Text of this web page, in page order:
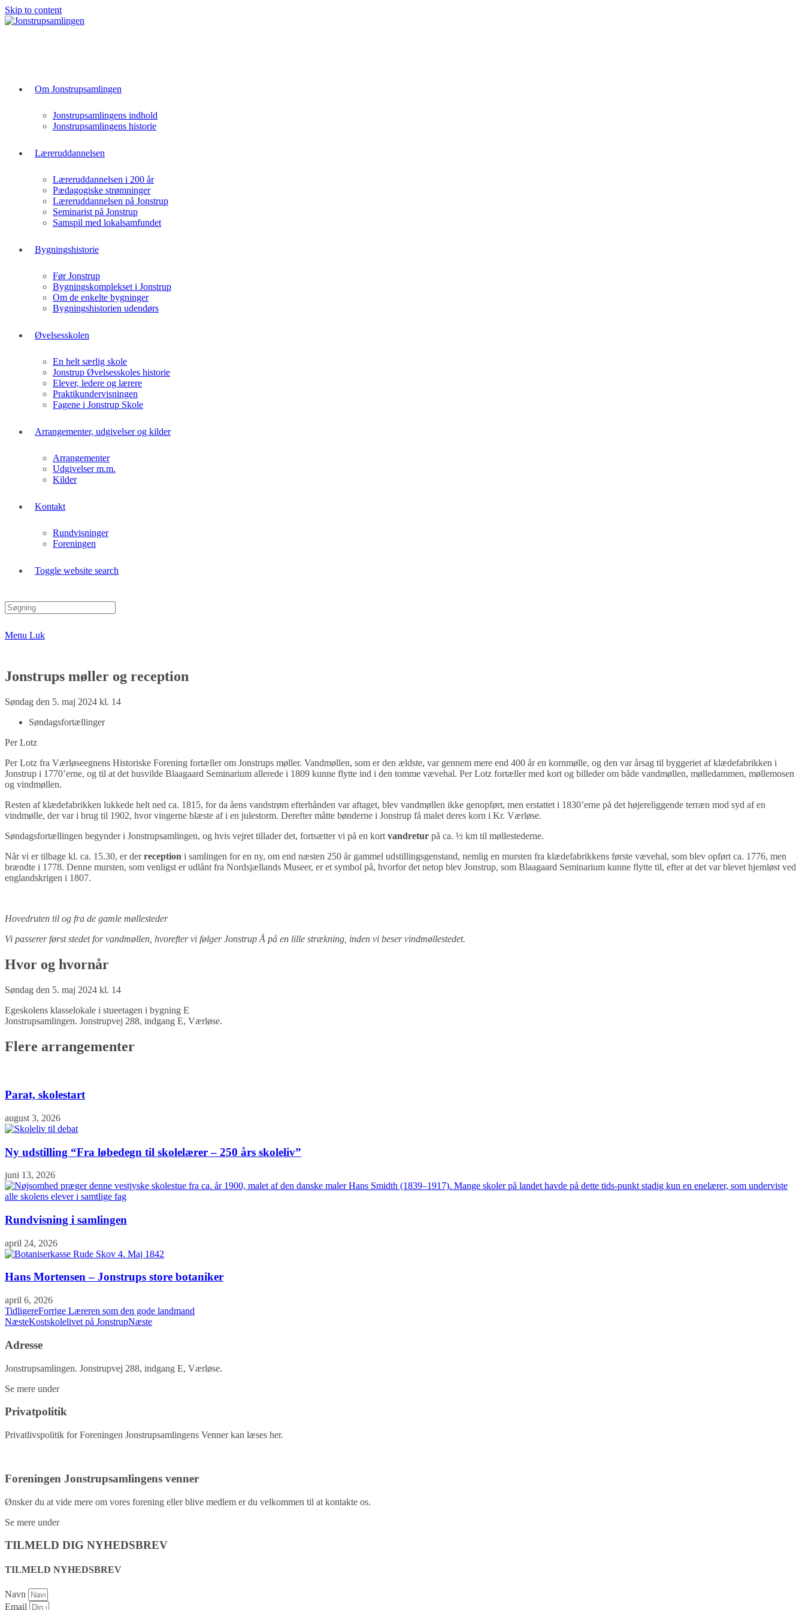
Skip to content
Om Jonstrupsamlingen
Jonstrupsamlingens indhold
Jonstrupsamlingens historie
Læreruddannelsen
Læreruddannelsen i 200 år
Pædagogiske strømninger
Læreruddannelsen på Jonstrup
Seminarist på Jonstrup
Samspil med lokalsamfundet
Bygningshistorie
Før Jonstrup
Bygningskomplekset i Jonstrup
Om de enkelte bygninger
Bygningshistorien udendørs
Øvelsesskolen
En helt særlig skole
Jonstrup Øvelsesskoles historie
Elever, ledere og lærere
Praktikundervisningen
Fagene i Jonstrup Skole
Arrangementer, udgivelser og kilder
Arrangementer
Udgivelser m.m.
Kilder
Kontakt
Rundvisninger
Foreningen
Toggle website search
Menu Luk
Jonstrups møller og reception
Søndag den 5. maj 2024 kl. 14
Søndagsfortællinger
Per Lotz
Per Lotz fra Værløseegnens Historiske Forening fortæller om Jonstrups møller. Vandmøllen, som er den ældste, var gennem mere end 400 år en kornmølle, og den var årsag til byggeriet af klædefabrikken i
Jonstrup i 1770’erne, og til at det husvilde Blaagaard Seminarium allerede i 1809 kunne flytte ind i den tomme vævehal. Per Lotz fortæller med kort og billeder om både vandmøllen, mølledammen, møllemosen
og vindmøllen.
Resten af klædefabrikken lukkede helt ned ca. 1815, for da åens vandstrøm efterhånden var aftaget, blev vandmøllen ikke genopført, men erstattet i 1830’erne på det højereliggende terræn mod syd af en
vindmølle, der var i brug til 1902, hvor vingerne blæste af i en julestorm. Derefter måtte bønderne i Jonstrup få malet deres korn i Kr. Værløse.
Søndagsfortællingen begynder i Jonstrupsamlingen, og hvis vejret tillader det, fortsætter vi på en kort vandretur på ca. ½ km til møllestederne.
Når vi er tilbage kl. ca. 15.30, er derreception i samlingen for en ny, om end næsten 250 år gammel udstillingsgenstand, nemlig en mursten fra klædefabrikkens første vævehal, som blev opført ca. 1776, men
brændte i 1778. Denne mursten, som venligst er udlånt fra Nordsjællands Museer, er et symbol på, hvorfor det netop blev Jonstrup, som Blaagaard Seminarium kunne flytte til, efter at det var blevet hjemløst ved
englandskrigen i 1807.
Hovedruten til og fra de gamle møllesteder
Vi passerer først stedet for vandmøllen, hvorefter vi følger Jonstrup Å på en lille strækning, inden vi beser vindmøllestedet.
Hvor og hvornår
Søndag den 5. maj 2024 kl. 14
Egeskolens klasselokale i stueetagen i bygning E
Jonstrupsamlingen. Jonstrupvej 288, indgang E, Værløse.
Flere arrangementer
Parat, skolestart
august 3, 2026
Ny udstilling “Fra løbedegn til skolelærer – 250 års skoleliv”
juni 13, 2026
Rundvisning i samlingen
april 24, 2026
Hans Mortensen – Jonstrups store botaniker
april 6, 2026
TidligereForrige Læreren som den gode landmand
NæsteKostskolelivet på JonstrupNæste
Adresse
Jonstrupsamlingen. Jonstrupvej 288, indgang E, Værløse.
Se mere under
Privatpolitik
Privatlivspolitik for Foreningen Jonstrupsamlingens Venner kan læses her.
Foreningen Jonstrupsamlingens venner
Ønsker du at vide mere om vores forening eller blive medlem er du velkommen til at kontakte os.
Se mere under
TILMELD DIG NYHEDSBREV
TILMELD NYHEDSBREV
Navn
Email